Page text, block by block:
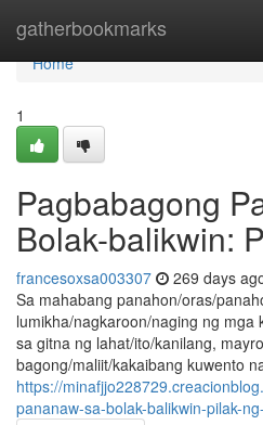
gatherbookmarks
Home
Home
1
Pagbabagong
Bolak-balikwin:
francesoxsa003307 269 days
Sa mahabang panahon/oras/
lumikha/nagkaroon/naging ng mga
sa gitna ng lahat/ito/kanilang,
bagong/maliit/kakaibang kuwento
https://
pananaw-sa-bolak-balikwin-pilak-